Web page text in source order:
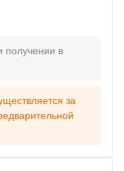
получении в
за